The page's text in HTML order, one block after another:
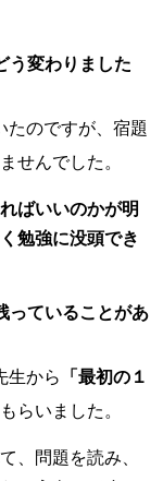
う変わりました
たのですが、宿題
せんでした。
ばいいのかが明
勉強に没頭でき
っていることがあ
生から
「最初の１
らいました。
、問題を読み、